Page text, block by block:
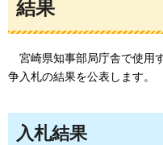
結果
宮崎県知事部局庁舎で使用
争入札の結果を公表します。
入札結果